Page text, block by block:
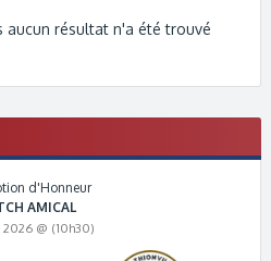
aucun résultat n'a été trouvé
d'Honneur
AMICAL
@ (10h30)